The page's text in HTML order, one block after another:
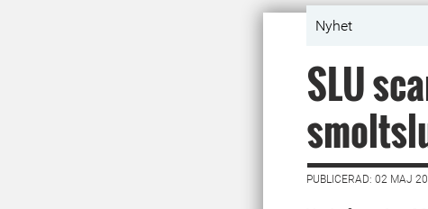
Nyhet
SLU
PUBLICERAD: 02 MAJ